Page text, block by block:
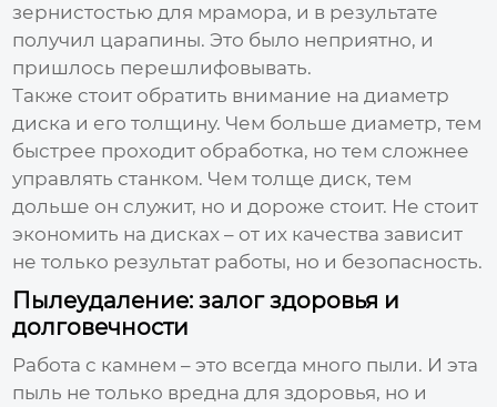
зернистостью для мрамора, и в результате
получил царапины. Это было неприятно, и
пришлось перешлифовывать.
Также стоит обратить внимание на диаметр
диска и его толщину. Чем больше диаметр, тем
быстрее проходит обработка, но тем сложнее
управлять станком. Чем толще диск, тем
дольше он служит, но и дороже стоит. Не стоит
экономить на дисках – от их качества зависит
не только результат работы, но и безопасность.
Пылеудаление: залог здоровья и
долговечности
Работа с камнем – это всегда много пыли. И эта
пыль не только вредна для здоровья, но и